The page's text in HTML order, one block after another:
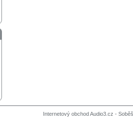
Internetový obchod Audio3.cz -